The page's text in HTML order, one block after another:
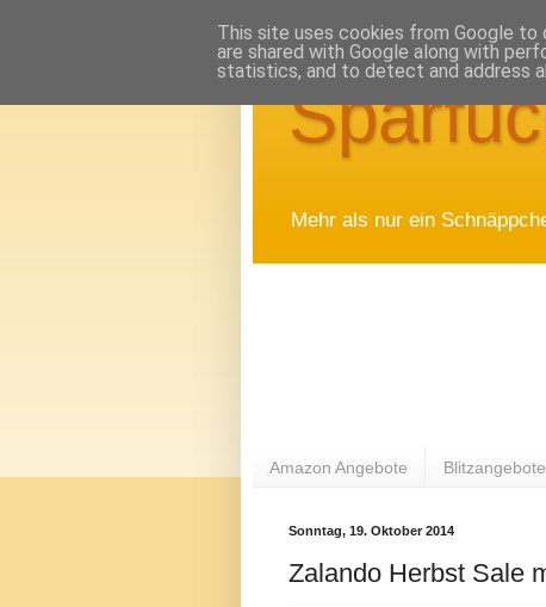
Mehr als nur ein
Amazon Angebote Blitzangebote
Sonntag, 19. Oktober 2014
Zalando Herbst Sale
This site uses cookies from Google to
are shared with Google along with
statistics, and to detect and address